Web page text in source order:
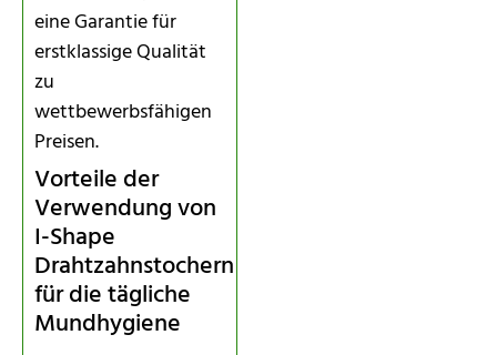
eine Garantie für
erstklassige Qualität
zu
wettbewerbsfähigen
Preisen.
Vorteile der
Verwendung von
I-Shape
Drahtzahnstochern
für die tägliche
Mundhygiene